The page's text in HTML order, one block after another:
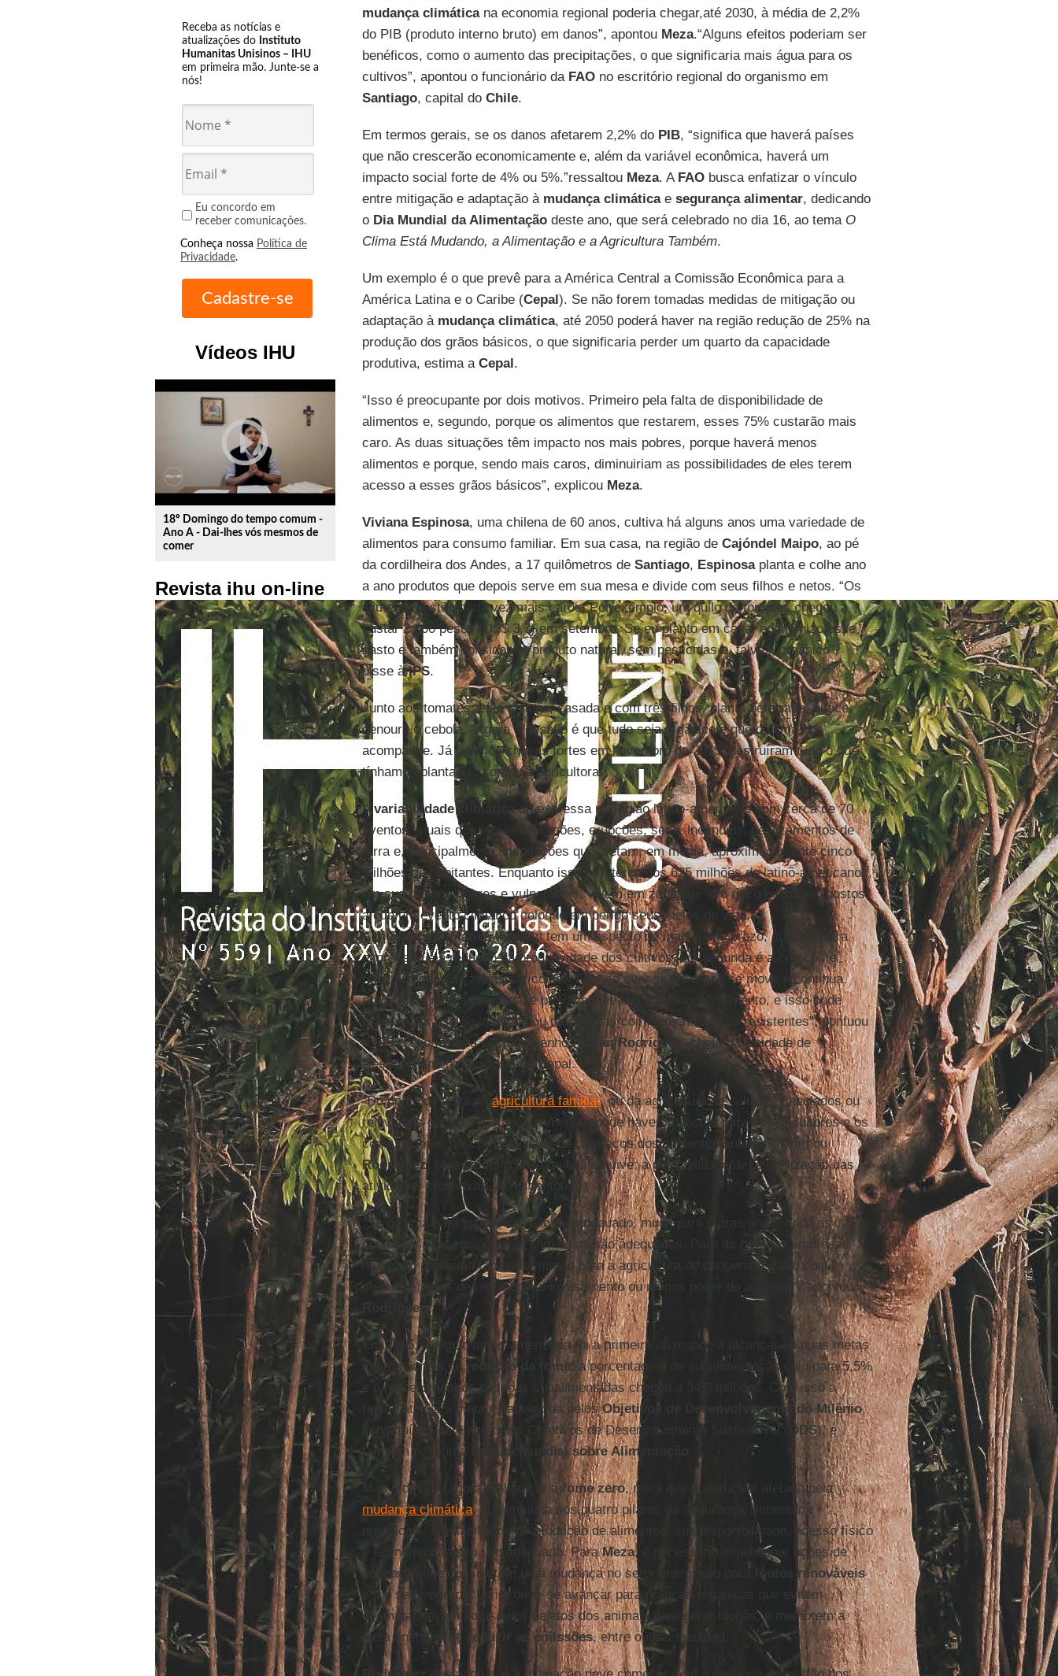
Receba as notícias e
atualizações do Instituto
Humanitas Unisinos – IHU
em primeira mão. Junte-se a
nós!
Eu concordo em
receber comunicações.
Conheça nossa Política de
Privacidade.
Vídeos IHU
play_circle_outline
18º Domingo do tempo comum -
Ano A - Dai-lhes vós mesmos de
comer
Revista ihu on-line
mudança climáticana economia regional poderia chegar,até 2030, à média de 2,2%
do PIB (produto interno bruto) em danos”, apontou Meza.“Alguns efeitos poderiam ser
benéficos, como o aumento das precipitações, o que significaria mais água para os
cultivos”, apontou o funcionário da FAOno escritório regional do organismo em
Santiago, capital do Chile.
Em termos gerais, se os danos afetarem 2,2% do PIB, “significa que haverá países
que não crescerão economicamente e, além da variável econômica, haverá um
impacto social forte de 4% ou 5%.”ressaltou Meza. A FAObusca enfatizar o vínculo
entre mitigação e adaptação à mudança climáticae segurança alimentar, dedicando
o Dia Mundial da Alimentaçãodeste ano, que será celebrado no dia 16, ao tema O
Clima Está Mudando, a Alimentação e a Agricultura Também.
Um exemplo é o que prevê para a América Central a Comissão Econômica para a
América Latina e o Caribe (Cepal). Se não forem tomadas medidas de mitigação ou
adaptação à mudança climática, até 2050 poderá haver na região redução de 25% na
produção dos grãos básicos, o que significaria perder um quarto da capacidade
produtiva, estima a Cepal.
“Isso é preocupante por dois motivos. Primeiro pela falta de disponibilidade de
alimentos e, segundo, porque os alimentos que restarem, esses 75% custarão mais
caro. As duas situações têm impacto nos mais pobres, porque haverá menos
alimentos e porque, sendo mais caros, diminuiriam as possibilidades de eles terem
acesso a esses grãos básicos”, explicou Meza.
Viviana Espinosa, uma chilena de 60 anos, cultiva há alguns anos uma variedade de
alimentos para consumo familiar. Em sua casa, na região de Cajóndel Maipo, ao pé
da cordilheira dos Andes, a 17 quilômetros de Santiago, Espinosaplanta e colhe ano
a ano produtos que depois serve em sua mesa e divide com seus filhos e netos. “Os
alimentos estão cada vez mais caros. Por exemplo, um quilo de tomates chegou a
custar 2.500 pesos (US$ 3,7) em setembro. Se eu planto em casa, economizo esse
gasto e também consigo um produto natural, sem pesticidas e, talvez, orgânico”,
disse àIPS.
Junto aos tomates, esta chilena, casada e com três filhos, planta beterraba, alface,
cenoura e cebola. “Agora o desafio é que tudo seja orgânico e que o clima nos
acompanhe. Já tivemos chuvas fortes em novembro de 2015, destruíram tudo o que
tínhamos plantado”, contou a agricultora.
A variabilidade climáticase expressa na região latino-americana com cerca de 70
eventos anuais que incluem furacões, erupções, seca, incêndios, deslizamentos de
terra e, principalmente, inundações que afetam, em média, aproximadamente cinco
milhões de habitantes. Enquanto isso, um terço dos 625 milhões de latino-americanos,
em sua maioria pobres e vulneráveis, vivem em zonas de alto risco e estão expostos
a que um evento climático coloque em perigo seus meios de vida.
Amudança climáticatambém tem um aspecto de mais longo prazo, cuja primeira
expressão é a redução da produtividade dos cultivos, e a segunda é a crescente
relocalização das zonas agrícolas. “Fala-se que, se você não se move e continua
produzindo na mesma área, é provável que tenha melhor rendimento, e isso pode
exigir maior uso de insumos ou tecnologias com sementes mais resistentes”, pontuou
àIPSo economista costarriquenhoAdrián Rodríguez
, chefe da Unidade de
Desenvolvimento Agrícola da Cepal.
“Do ponto de vista da agricultura familiar, ou da agricultura de cultivos vinculados ou
relevantes para a segurança alimentar, pode haver impactos para os agricultores e os
consumidores pela possibilidade de os preços dos alimentos subirem”, afirmou
Rodríguez. Mas há outro efeito que já se vive: a possibilidade de relocalização das
atividades produtivas, acrescentou.
“Se o clima para produzir já não é o adequado, mude para outras áreas onde as
condições agroecológicas e climáticas são adequadas. Para as grandes empresas
não é um problema tão sério, mas é para a agricultura de pequena escala, com
menores níveis de tecnologia e investimento ou menos poder de acúmulo”, apontou
Rodríguez .
Em 2015, a região latino-americana foi a primeira do mundo a alcançar as duas metas
internacionais deredução da fome: a porcentagem de subalimentação caiu para 5,5%
e o número total de pessoas subalimentadas chegou a 34,3 milhões. Com isso a
região atingiu a meta estabelecida pelosObjetivos de Desenvolvimento do Milênio,
substituídos este ano pelos Objetivos de Desenvolvimento Sustentável (
ODS), e
também na última
Cúpula Mundial sobre Alimentação
Mas o desafio agora é alcançar a fome zero, meta que poderia ser afetada pela
mudança climática, que impacta nos quatro pilares da segurança alimentar e
nutricional: a estabilidade da produção de alimentos, sua disponibilidade, acesso físico
e econômico, e seu uso adequado. ParaMeza, é necessário impulsionar ações de
mitigação que considerem uma mudança no setor energético para
fontes renováveis
e, no setor agropecuário, deve-se avançar para práticas orgânicas que evitem
desmatar, levem ao uso dos dejetos dos animais para gerar biogás, e melhorem a
dieta animal para
reduzir as emissões, entre outras medidas.